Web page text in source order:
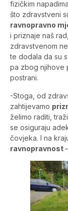
fizičkim
što zdravstveni
ravnopravno
i priznaje naš
zdravstvenom
te dodala da su
pa zbog njihove
postrani.
-Stoga, od
zahtijevamo
želimo raditi,
se osiguraju
čovjeka. I na
ravnopravnost